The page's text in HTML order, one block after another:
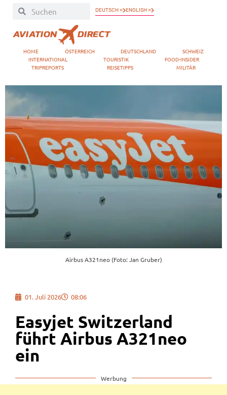
DEUTSCH » ENGLISH »
HOME ÖSTERREICH DEUTSCHLAND
SCHWEIZ
INTERNATIONAL
TOURISTIK
FOOD-INSIDER
TRIPREPORTS
REISETIPPS MILITÄR
Airbus A321neo (Foto: Jan Gruber)
01. Juli 2026 08:06
Easyjet Switzerland
führt Airbus A321neo
ein
Werbung